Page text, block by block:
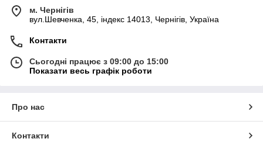
м. Чернігів
вул.Шевченка, 45, індекс 14013, Чернігів, Україна
Контакти
Сьогодні працює з 09:00 до 15:00
Показати весь графік роботи
Про нас
Контакти